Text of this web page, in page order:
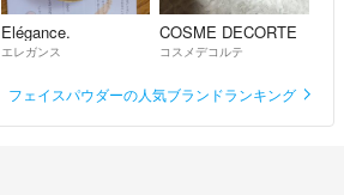
Elégance.
エレガンス
COSME DECORTE
コスメデコルテ
フェイスパウダーの人気ブランドランキング